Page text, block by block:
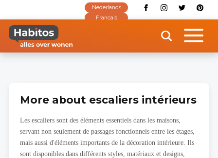
content
Nederlands
Français
More about escaliers intérieurs
Les escaliers sont des éléments essentiels dans les maisons,
servant non seulement de passages fonctionnels entre les étages,
mais aussi d'éléments importants de la décoration intérieure. Ils
sont disponibles dans différents styles, matériaux et designs,